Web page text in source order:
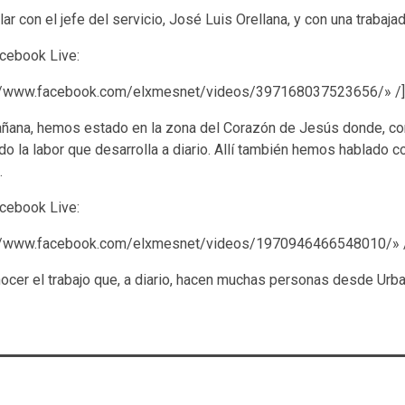
con el jefe del servicio, José Luis Orellana, y con una
Live:
elxmesnet/videos/397168037523656/» /]
hemos estado en la zona del Corazón de Jesús donde,
la labor que desarrolla a diario. Allí también hemos hablado
Live:
elxmesnet/videos/1970946466548010/»
el trabajo que, a diario, hacen muchas personas desde